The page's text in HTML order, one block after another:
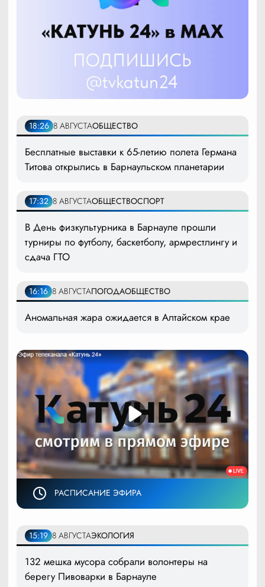
18:26 8 АВГУСТАОБЩЕСТВО
Бесплатные выставки к 65-летию полета Германа
Титова открылись в Барнаульском планетарии
17:32 8 АВГУСТАОБЩЕСТВОСПОРТ
В День физкультурника в Барнауле прошли
турниры по футболу, баскетболу, армрестлингу и
сдача ГТО
16:16 8 АВГУСТАПОГОДАОБЩЕСТВО
Аномальная жара ожидается в Алтайском крае
РАСПИСАНИЕ ЭФИРА
15:19 8 АВГУСТАЭКОЛОГИЯ
132 мешка мусора собрали волонтеры на
берегу Пивоварки в Барнауле